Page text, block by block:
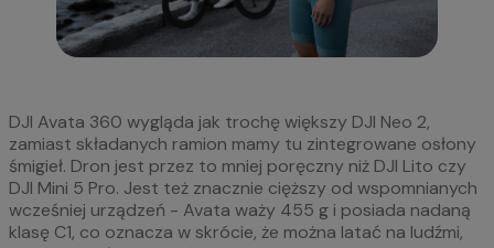
DJI Avata 360 wygląda jak trochę większy DJI Neo 2,
zamiast składanych ramion mamy tu zintegrowane osłony
śmigieł. Dron jest przez to mniej poręczny niż DJI Lito czy
DJI Mini 5 Pro. Jest też znacznie cięższy od wspomnianych
wcześniej urządzeń - Avata waży 455 g i posiada nadaną
klasę C1, co oznacza w skrócie, że można latać na ludźmi,